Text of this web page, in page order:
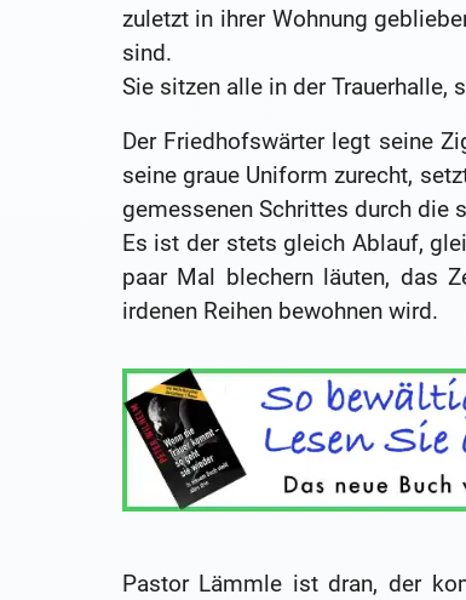
zuletzt in ihrer Wohnung
sind.
Sie sitzen alle in der Trauerhalle,
Der Friedhofswärter legt seine
seine graue Uniform zurecht,
gemessenen Schrittes durch die
Es ist der stets gleich Ablauf,
paar Mal blechern läuten, das
irdenen Reihen bewohnen wird.
Pastor Lämmle ist dran, der